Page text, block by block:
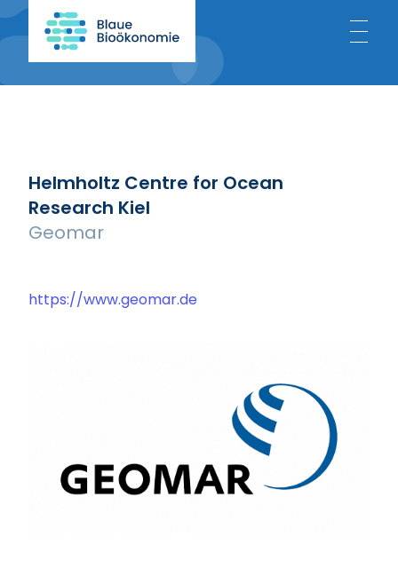
Blue Bioeconomy
Projects
Helmholtz Centre for Ocean
Research Kiel
Geomar
https://www.geomar.de